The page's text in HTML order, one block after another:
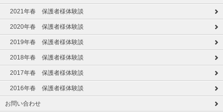
2021年春 保護者様体験談
2020年春 保護者様体験談
2019年春 保護者様体験談
2018年春 保護者様体験談
2017年春 保護者様体験談
2016年春 保護者様体験談
お問い合わせ